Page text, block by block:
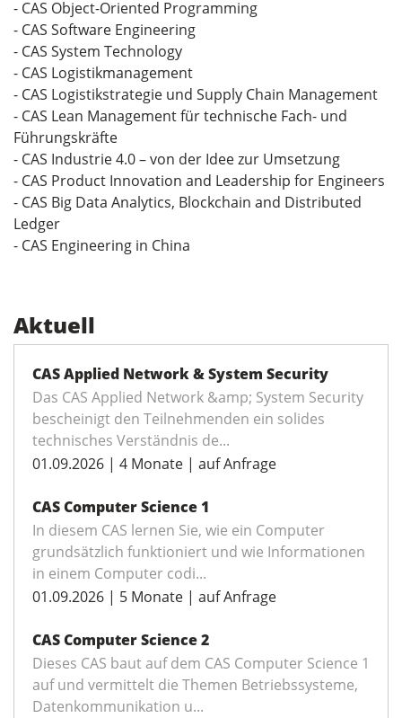
- CAS Object-Oriented Programming
- CAS Software Engineering
- CAS System Technology
- CAS Logistikmanagement
- CAS Logistikstrategie und Supply Chain Management
- CAS Lean Management für technische Fach- und
Führungskräfte
- CAS Industrie 4.0 – von der Idee zur Umsetzung
- CAS Product Innovation and Leadership for Engineers
- CAS Big Data Analytics, Blockchain and Distributed
Ledger
- CAS Engineering in China
Aktuell
CAS Applied Network & System Security
Das CAS Applied Network &amp; System Security
bescheinigt den Teilnehmenden ein solides
technisches Verständnis de...
01.09.2026 | 4 Monate | auf Anfrage
CAS Computer Science 1
In diesem CAS lernen Sie, wie ein Computer
grundsätzlich funktioniert und wie Informationen
in einem Computer codi...
01.09.2026 | 5 Monate | auf Anfrage
CAS Computer Science 2
Dieses CAS baut auf dem CAS Computer Science 1
auf und vermittelt die Themen Betriebssysteme,
Datenkommunikation u...